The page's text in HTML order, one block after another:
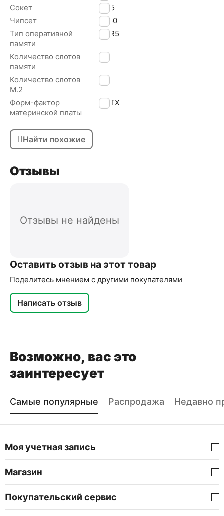
Сокет
AM5
Чипсет
B650
Тип оперативной
памяти
DDR5
Количество слотов
памяти
2
Количество слотов
М.2
1
Форм-фактор
материнской платы
mATX
Найти похожие
Отзывы
Отзывы не найдены
Оставить отзыв на этот товар
Поделитесь мнением с другими покупателями
Написать отзыв
Возможно, вас это
заинтересует
Самые популярные Распродажа Недавно
Моя учетная запись
Магазин
Покупательский сервис